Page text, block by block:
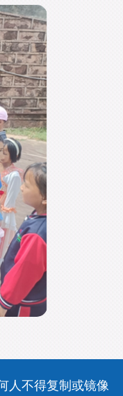
人不得复制或镜像